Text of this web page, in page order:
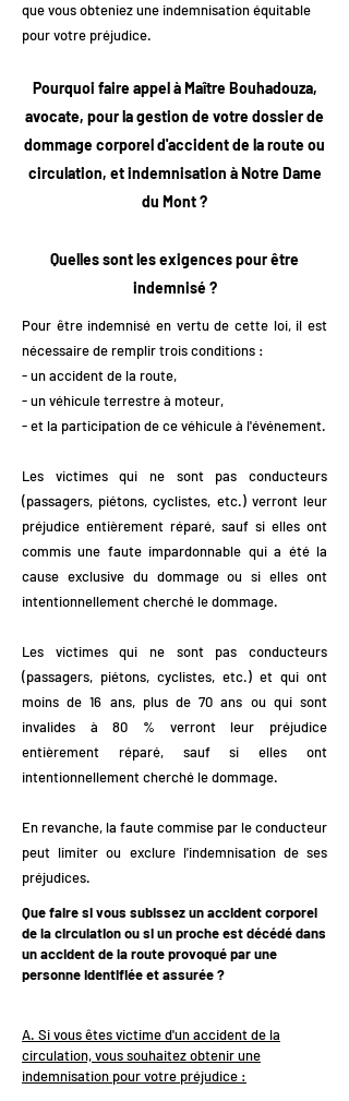
que vous obteniez une indemnisation équitable
pour votre préjudice.
Pourquoi faire appel à Maître Bouhadouza,
avocate, pour la gestion de votre dossier de
dommage corporel d'accident de la route ou
circulation, et indemnisation à Notre Dame
du Mont ?
Quelles sont les exigences pour être
indemnisé ?
Pour être indemnisé en vertu de cette loi, il est
nécessaire de remplir trois conditions :
- un accident de la route,
- un véhicule terrestre à moteur,
- et la participation de ce véhicule à l'événement.
Les victimes qui ne sont pas conducteurs
(passagers, piétons, cyclistes, etc.) verront leur
préjudice entièrement réparé, sauf si elles ont
commis une faute impardonnable qui a été la
cause exclusive du dommage ou si elles ont
intentionnellement cherché le dommage.
Les victimes qui ne sont pas conducteurs
(passagers, piétons, cyclistes, etc.) et qui ont
moins de 16 ans, plus de 70 ans ou qui sont
invalides à 80 % verront leur préjudice
entièrement réparé, sauf si elles ont
intentionnellement cherché le dommage.
En revanche, la faute commise par le conducteur
peut limiter ou exclure l'indemnisation de ses
préjudices.
Que faire si vous subissez un accident corporel
de la circulation ou si un proche est décédé dans
un accident de la route provoqué par une
personne identifiée et assurée ?
A. Si vous êtes victime d'un accident de la
circulation, vous souhaitez obtenir une
indemnisation pour votre préjudice :